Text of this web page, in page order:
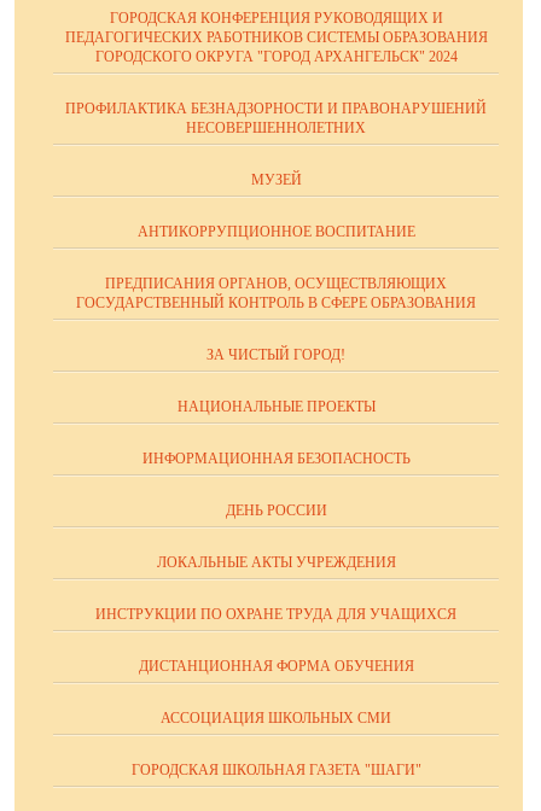
ГОРОДСКАЯ КОНФЕРЕНЦИЯ РУКОВОДЯЩИХ И
ПЕДАГОГИЧЕСКИХ РАБОТНИКОВ СИСТЕМЫ ОБРАЗОВАНИЯ
ГОРОДСКОГО ОКРУГА "ГОРОД АРХАНГЕЛЬСК" 2024
ПРОФИЛАКТИКА БЕЗНАДЗОРНОСТИ И ПРАВОНАРУШЕНИЙ
НЕСОВЕРШЕННОЛЕТНИХ
МУЗЕЙ
АНТИКОРРУПЦИОННОЕ ВОСПИТАНИЕ
ПРЕДПИСАНИЯ ОРГАНОВ, ОСУЩЕСТВЛЯЮЩИХ
ГОСУДАРСТВЕННЫЙ КОНТРОЛЬ В СФЕРЕ ОБРАЗОВАНИЯ
ЗА ЧИСТЫЙ ГОРОД!
НАЦИОНАЛЬНЫЕ ПРОЕКТЫ
ИНФОРМАЦИОННАЯ БЕЗОПАСНОСТЬ
ДЕНЬ РОССИИ
ЛОКАЛЬНЫЕ АКТЫ УЧРЕЖДЕНИЯ
ИНСТРУКЦИИ ПО ОХРАНЕ ТРУДА ДЛЯ УЧАЩИХСЯ
ДИСТАНЦИОННАЯ ФОРМА ОБУЧЕНИЯ
АССОЦИАЦИЯ ШКОЛЬНЫХ СМИ
ГОРОДСКАЯ ШКОЛЬНАЯ ГАЗЕТА "ШАГИ"